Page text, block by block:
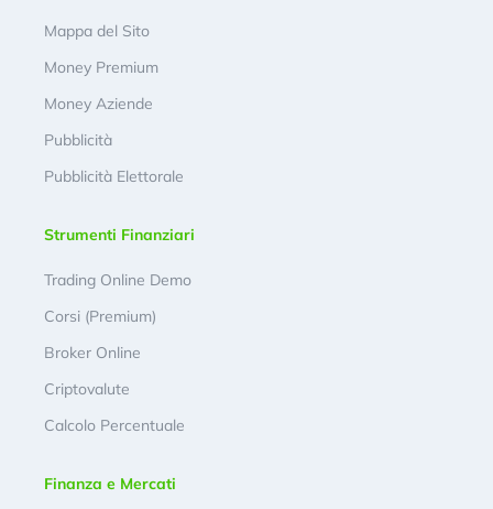
Mappa del Sito
Money Premium
Money Aziende
Pubblicità
Pubblicità Elettorale
Strumenti Finanziari
Trading Online Demo
Corsi (Premium)
Broker Online
Criptovalute
Calcolo Percentuale
Finanza e Mercati